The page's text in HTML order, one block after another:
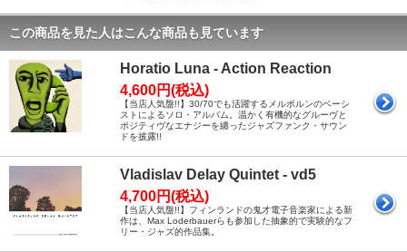
この商品を見た人はこんな商品も見ています
Horatio Luna - Action Reaction
4,600円(税込)
【当店人気盤!!】30/70でも活躍するメルボルンのベーシ
ストによるソロ・アルバム。温かく有機的なグルーヴと
ポジティヴなエナジーを纏ったジャズファンク・サウン
ドを披露!!
Vladislav Delay Quintet - vd5
4,700円(税込)
【当店人気盤!!】フィンランドの鬼才電子音楽家による新
作は、Max Loderbauerらも参加した抽象的で実験的なフ
リー・ジャズ的作品集。